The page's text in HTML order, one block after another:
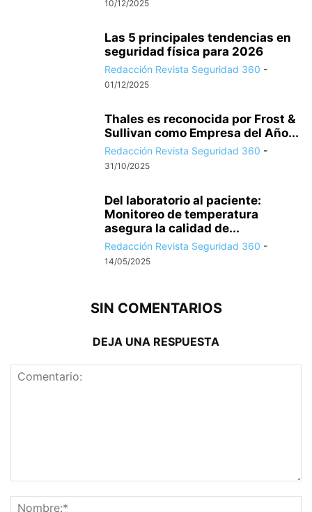
10/12/2025
Las 5 principales tendencias en
seguridad física para 2026
Redacción Revista Seguridad 360 -
01/12/2025
Thales es reconocida por Frost &
Sullivan como Empresa del Año...
Redacción Revista Seguridad 360 -
31/10/2025
Del laboratorio al paciente:
Monitoreo de temperatura
asegura la calidad de...
Redacción Revista Seguridad 360 -
14/05/2025
SIN COMENTARIOS
DEJA UNA RESPUESTA